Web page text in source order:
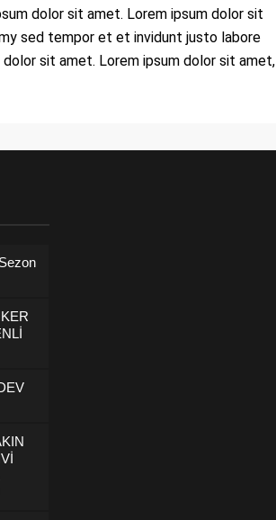
dolor sit amet. Lorem ipsum dolor sit
sed tempor et et invidunt justo labore
sit amet. Lorem ipsum dolor sit amet,